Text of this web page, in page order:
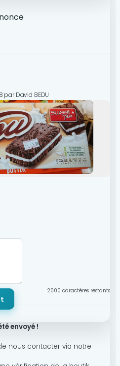
par David BEDU
2000 caractères restants
envoyé !
nous contacter via notre